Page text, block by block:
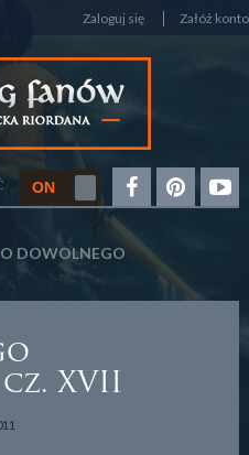
Zaloguj się Załóż konto
DOWOLNEGO
XVII